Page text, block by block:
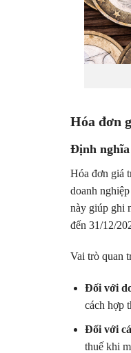
Hóa đơn
Định nghĩa
Hóa đơn giá
doanh
này giúp ghi
đến 31/12/
Vai trò quan
Đối với
cách hợp
Đối với
thuế khi